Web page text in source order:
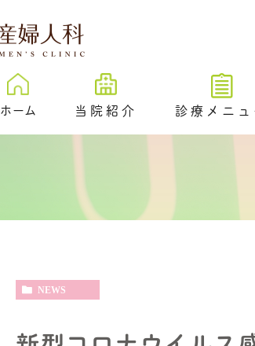
ホーム 当院紹介 診療メニュ
NEWS